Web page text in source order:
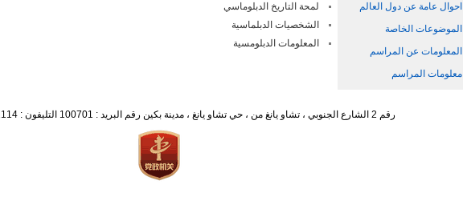
احوال عامة عن دول العالم
الموضوعات الخاصة
المعلومات عن المراسم
معلومات المراسم
لمحة التاريخ الدبلوماسي
الشخصيات الدبلماسية
المعلومات الدبلومسية
رقم 2 الشارع الجنوبي ، تشاو يانغ من ، حي تشاو يانغ ، مدينة بكين رقم البريد : 100701 التليفون : 65961114 - 10 - 86 +